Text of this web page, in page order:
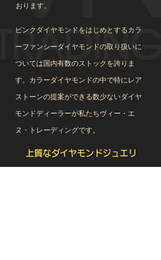
おります。
ピンクダイヤモンドをはじめとするカラ
ーファンシーダイヤモンドの取り扱いに
ついては国内有数のストックを誇りま
す。カラーダイヤモンドの中で特にレア
ストーンの提案ができる数少ないダイヤ
モンドディーラーが私たちヴィー・エ
ヌ・トレーディングです。
上質なダイヤモンドジュエリ